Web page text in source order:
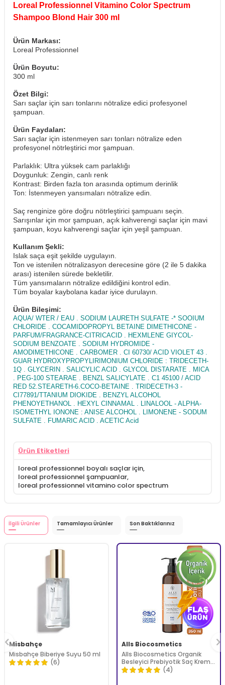
Loreal Professionnel Vitamino Color Spectrum
Shampoo Blond Hair 300 ml
Ürün Markası:
Loreal Professionnel
Ürün Boyutu:
300 ml
Özet Bilgi:
Sarı saçlar için sarı tonlarını nötralize edici profesyonel
şampuan.
Ürün Faydaları:
Sarı saçlar için istenmeyen sarı tonları nötralize eden
profesyonel nötrleştirici mor şampuan.
Parlaklık: Ultra yüksek cam parlaklığı
Doygunluk: Zengin, canlı renk
Kontrast: Birden fazla ton arasında optimum derinlik
Ton: İstenmeyen yansımaları nötralize edin.
Saç renginize göre doğru nötrleştirici şampuanı seçin.
Sarışınlar için mor şampuan, açık kahverengi saçlar için mavi
şampuan, koyu kahverengi saçlar için yeşil şampuan.
Kullanım Şekli:
Islak saça eşit şekilde uygulayın.
Ton ve istenilen nötralizasyon derecesine göre (2 ile 5 dakika
arası) istenilen sürede bekletilir.
Tüm yansımaların nötralize edildiğini kontrol edin.
Tüm boyalar kaybolana kadar iyice durulayın.
Ürün Bileşimi:
AQUA/ WTER / EAU . SODIUM LAURETH SULFATE -* SOOIUM
CHLORIDE . COCAMIDOPROPYL BETAINE DIMETHICONE -
PARFUM/FRAGRANCE-CITRICACID . HEXMLENE GIYCOL-
SODIUM BENZOATE . SODIUM HYDROMIDE -
AMODIMETHICONE . CARBOMER . CI 60730/ ACID VIOLET 43 .
GUAR HYDROXYPROPYLIRIMONIUM CHLORIDE : TRIDECETH-
1Q . GLYCERIN . SALICYLIC ACID . GLYCOL DISTARATE . MICA
. PEG-100 STEARAE . BENZL SALICYLATE . C1 45100 / ACID
RED 52.STEARETH-6.COCO-BETAINE . TRIDECETH-3 -
CI77891/TTANIUM DIOKIDE . BENZYL ALCOHOL
PHENOYETHANOL . HEXYL CINNAMAL . LINALOOL - ALPHA-
ISOMETHYL IONONE : ANISE ALCOHOL . LIMONENE - SODUM
SULFATE . FUMARIC ACID . ACETIC Acid
Ürün Etiketleri
loreal professionnel boyalı saçlar için,
loreal professionnel şampuanlar,
loreal professionnel vitamino color spectrum
İlgili Ürünler Tamamlayıcı Ürünler Son Baktıklarınız
Misbahçe
Misbahçe Biberiye Suyu 50 ml
(6)
Alls Biocosmetics
Alls Biocosmetics Organik
Besleyici Prebiyotik Saç Kremi
350 ml
(4)